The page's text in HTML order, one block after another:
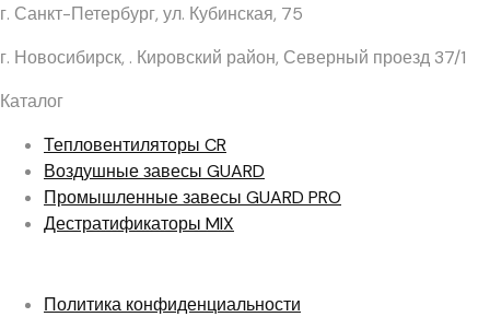
г. Санкт-Петербург, ул. Кубинская, 75
г. Новосибирск, . Кировский район, Северный проезд 37/1
Каталог
Тепловентиляторы CR
Воздушные завесы GUARD
Промышленные завесы GUARD PRO
Дестратификаторы MIX
Политика конфиденциальности